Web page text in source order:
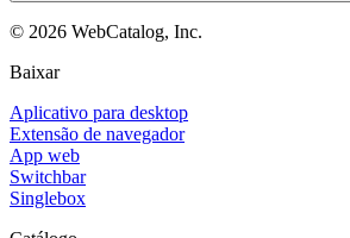
© 2026 WebCatalog, Inc.
Baixar
Aplicativo para desktop
Extensão de navegador
App web
Switchbar
Singlebox